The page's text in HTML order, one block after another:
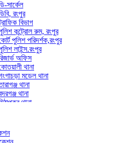
সার্কেল
রংপুর
বিভাগ
কন্ট্রোল রুম, রংপুর
পুলিশ পরিদর্শক,রংপুর
লাইন্স.রংপুর
অফিস
থানা
মডেল থানা
থানা
থানা
থানা
পীরগাছা থানা
তদন্ত কেন্দ্র